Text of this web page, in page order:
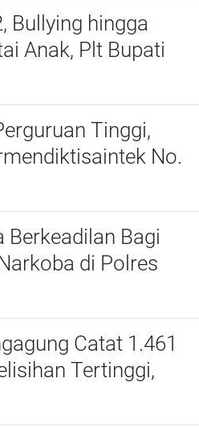
Bullying hingga
Anak, Plt Bupati
Tulungagung
Tinggi,
No.
Berkeadilan Bagi
di Polres
Catat 1.461
Tertinggi,